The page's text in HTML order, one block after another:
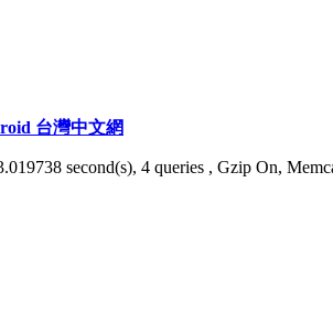
台灣中文網
second(s), 4 queries , Gzip On,